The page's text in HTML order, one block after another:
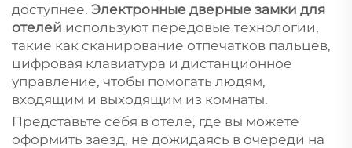
доступнее. Электронные дверные замки для
отелей используют передовые технологии,
такие как сканирование отпечатков пальцев,
цифровая клавиатура и дистанционное
управление, чтобы помогать людям,
входящим и выходящим из комнаты.
Представьте себя в отеле, где вы можете
оформить заезд, не дожидаясь в очереди на